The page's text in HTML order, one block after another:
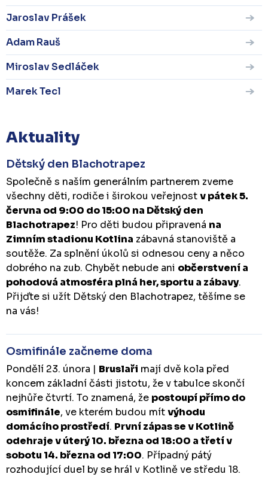
Jaroslav Prášek
Adam Rauš
Miroslav Sedláček
Marek Tecl
Aktuality
Dětský den Blachotrapez
Společně s naším generálním partnerem zveme
všechny děti, rodiče i širokou veřejnostv pátek 5.
června od 9:00 do 15:00 na Dětský den
Blachotrapez! Pro děti budou připravená na
Zimním stadionu Kotlina zábavná stanoviště a
soutěže. Za splnění úkolů si odnesou ceny a něco
dobrého na zub. Chybět nebude ani občerstvení a
pohodová atmosféra plná her, sportu a zábavy.
Přijďte si užít Dětský den Blachotrapez, těšíme se
na vás!
Osmifinále začneme doma
Pondělí 23. února | Bruslaři mají dvě kola před
koncem základní části jistotu, že v tabulce skončí
nejhůře čtvrtí. To znamená, že postoupí přímo do
osmifinále, ve kterém budou mítvýhodu
domácího prostředí. První zápas se v Kotlině
odehraje v úterý 10. března od 18:00 a třetí v
sobotu 14. března od 17:00. Případný pátý
rozhodující duel by se hrál v Kotlině ve středu 18.